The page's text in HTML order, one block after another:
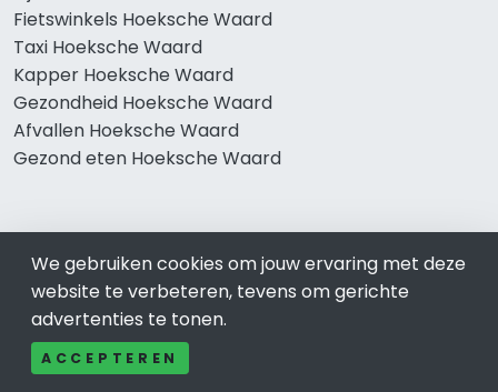
Fietswinkels Hoeksche Waard
Taxi Hoeksche Waard
Kapper Hoeksche Waard
Gezondheid Hoeksche Waard
Afvallen Hoeksche Waard
Gezond eten Hoeksche Waard
Bekend in Hoeksche Waard
Restaurants Hoeksche Waard
Catering Hoeksche Waard
Schoonheidssalon Hoeksche Waard
Tandartspraktijken Hoeksche Waard
We gebruiken cookies om jouw ervaring met deze
website te verbeteren, tevens om gerichte
advertenties te tonen.
ACCEPTEREN